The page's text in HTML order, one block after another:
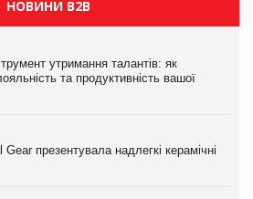
НОВИНИ B2B
утримання талантів: як
та продуктивність вашої
презентувала надлегкі керамічні